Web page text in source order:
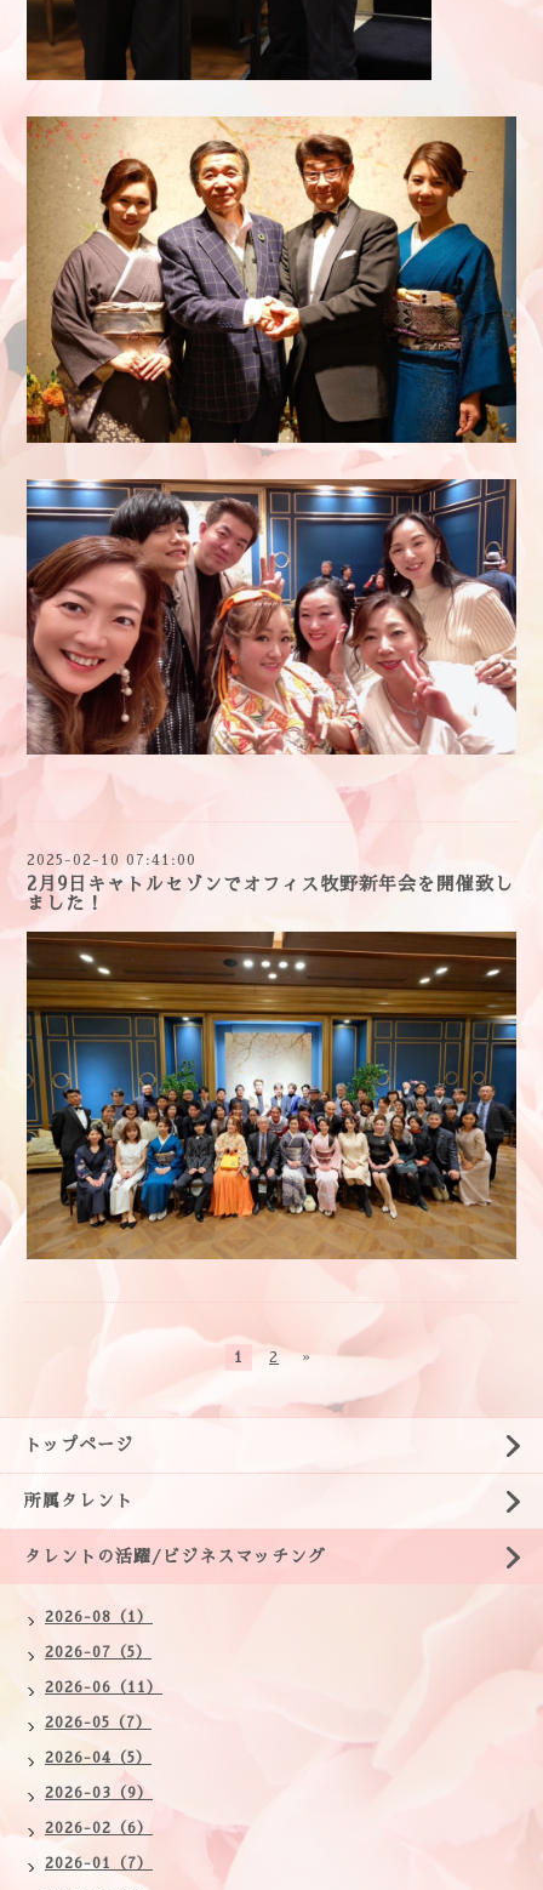
2025-02-10 07:41:00
2月9日キャトルセゾンでオフィス牧野新年会を開催致し
ました！
1 2 »
トップページ
所属タレント
タレントの活躍/ビジネスマッチング
2026-08（1）
2026-07（5）
2026-06（11）
2026-05（7）
2026-04（5）
2026-03（9）
2026-02（6）
2026-01（7）